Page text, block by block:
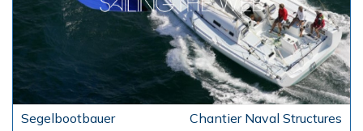
Chantier Naval Structures